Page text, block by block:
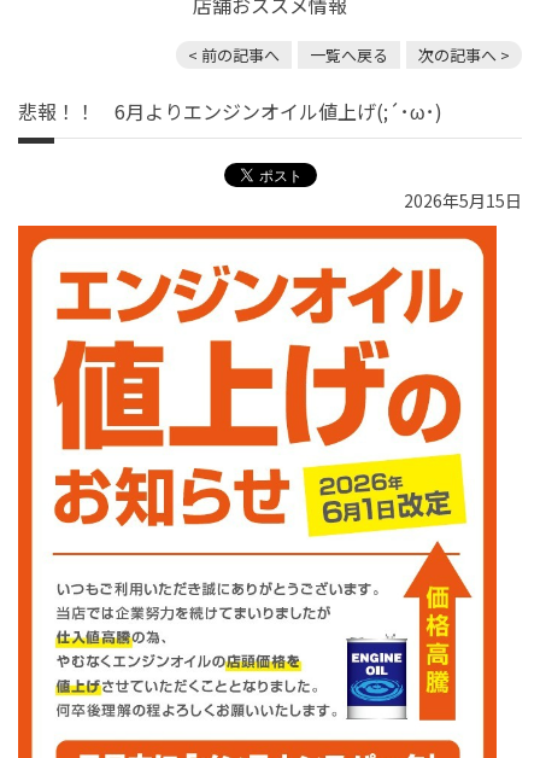
< 前の記事へ 一覧へ戻る 次の記事へ >
悲報！！ 6月よりエンジンオイル値上げ(;´･ω･)
2026年5月15日